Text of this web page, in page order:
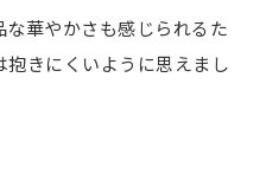
華やかさも感じられるた
きにくいように思えまし